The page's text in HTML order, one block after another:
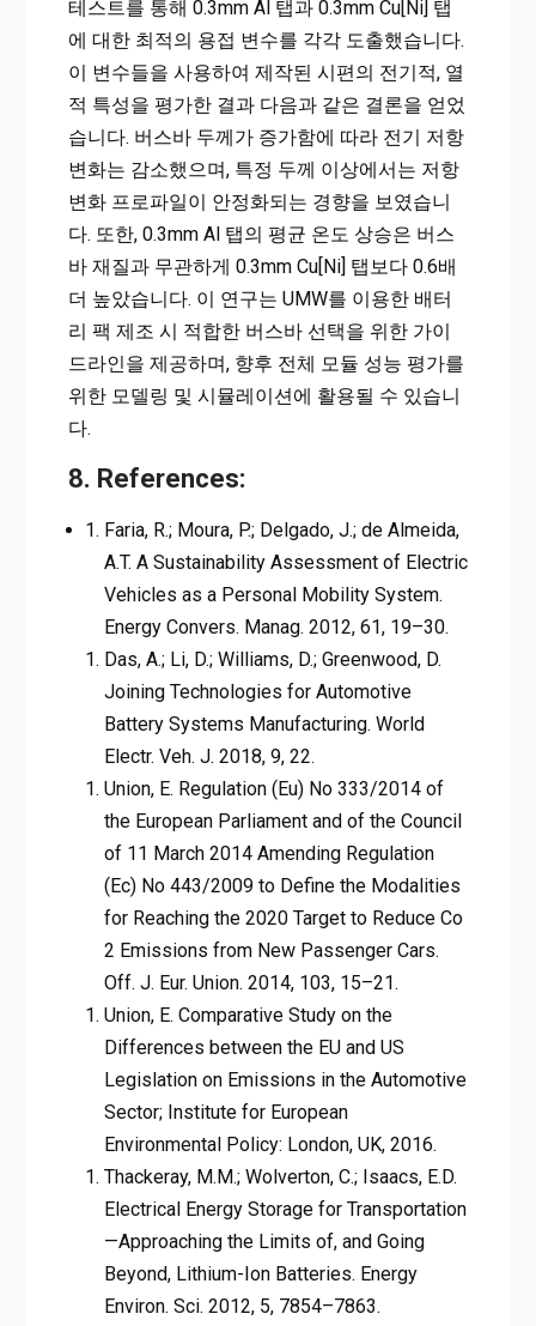
테스트를 통해 0.3mm Al 탭과 0.3mm Cu[Ni] 탭
에 대한 최적의 용접 변수를 각각 도출했습니다.
이 변수들을 사용하여 제작된 시편의 전기적, 열
적 특성을 평가한 결과 다음과 같은 결론을 얻었
습니다. 버스바 두께가 증가함에 따라 전기 저항
변화는 감소했으며, 특정 두께 이상에서는 저항
변화 프로파일이 안정화되는 경향을 보였습니
다. 또한, 0.3mm Al 탭의 평균 온도 상승은 버스
바 재질과 무관하게 0.3mm Cu[Ni] 탭보다 0.6배
더 높았습니다. 이 연구는 UMW를 이용한 배터
리 팩 제조 시 적합한 버스바 선택을 위한 가이
드라인을 제공하며, 향후 전체 모듈 성능 평가를
위한 모델링 및 시뮬레이션에 활용될 수 있습니
다.
8. References:
Faria, R.; Moura, P.; Delgado, J.; de Almeida,
A.T. A Sustainability Assessment of Electric
Vehicles as a Personal Mobility System.
Energy Convers. Manag. 2012, 61, 19–30.
Das, A.; Li, D.; Williams, D.; Greenwood, D.
Joining Technologies for Automotive
Battery Systems Manufacturing. World
Electr. Veh. J. 2018, 9, 22.
Union, E. Regulation (Eu) No 333/2014 of
the European Parliament and of the Council
of 11 March 2014 Amending Regulation
(Ec) No 443/2009 to Define the Modalities
for Reaching the 2020 Target to Reduce Co
2 Emissions from New Passenger Cars.
Off. J. Eur. Union. 2014, 103, 15–21.
Union, E. Comparative Study on the
Differences between the EU and US
Legislation on Emissions in the Automotive
Sector; Institute for European
Environmental Policy: London, UK, 2016.
Thackeray, M.M.; Wolverton, C.; Isaacs, E.D.
Electrical Energy Storage for Transportation
—Approaching the Limits of, and Going
Beyond, Lithium-Ion Batteries. Energy
Environ. Sci. 2012, 5, 7854–7863.